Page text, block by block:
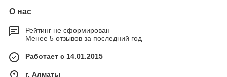
О нас
Рейтинг не сформирован
Менее 5 отзывов за последний год
Работает с 14.01.2015
г. Алматы